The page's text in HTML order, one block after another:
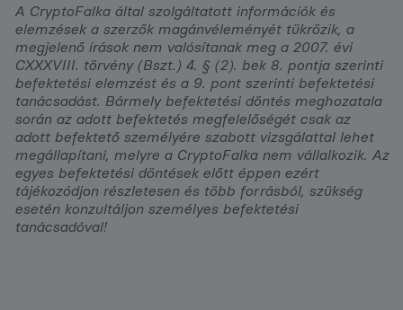
A CryptoFalka által szolgáltatott információk és
elemzések a szerzők magánvéleményét tükrözik, a
megjelenő írások nem valósítanak meg a 2007. évi
CXXXVIII. törvény (Bszt.) 4. § (2). bek 8. pontja szerinti
befektetési elemzést és a 9. pont szerinti befektetési
tanácsadást. Bármely befektetési döntés meghozatala
során az adott befektetés megfelelőségét csak az
adott befektető személyére szabott vizsgálattal lehet
megállapítani, melyre a CryptoFalka nem vállalkozik. Az
egyes befektetési döntések előtt éppen ezért
tájékozódjon részletesen és több forrásból, szükség
esetén konzultáljon személyes befektetési
tanácsadóval!